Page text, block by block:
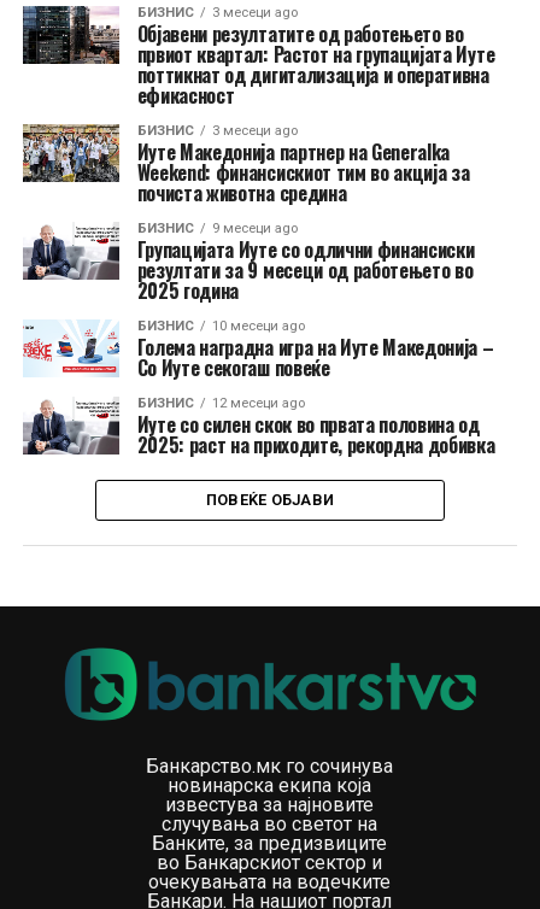
БИЗНИС 3 месеци ago
Објавени резултатите од работењето во
првиот квартал: Растот на групацијата Иуте
поттикнат од дигитализација и оперативна
ефикасност
БИЗНИС 3 месеци ago
Иуте Македонија партнер на Generalka
Weekend: финансискиот тим во акција за
почиста животна средина
БИЗНИС 9 месеци ago
Групацијата Иуте со одлични финансиски
резултати за 9 месеци од работењето во
2025 година
БИЗНИС 10 месеци ago
Голема наградна игра на Иуте Македонија –
Со Иуте секогаш повеќе
БИЗНИС 12 месеци ago
Иуте со силен скок во првата половина од
2025: раст на приходите, рекордна добивка
ПОВЕЌЕ ОБЈАВИ
Банкарство.мк го сочинува
новинарска екипа која
известува за најновите
случувања во светот на
Банките, за предизвиците
во Банкарскиот сектор и
очекувањата на водечките
Банкари. На нашиот портал